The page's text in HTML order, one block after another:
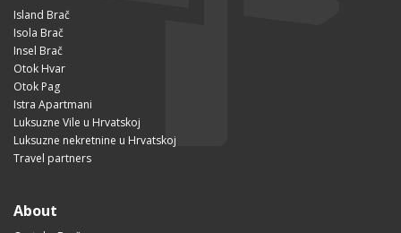
Island Brač
Isola Brač
Insel Brač
Otok Hvar
Otok Pag
Istra Apartmani
Luksuzne Vile u Hrvatskoj
Luksuzne nekretnine u Hrvatskoj
Travel partners
About